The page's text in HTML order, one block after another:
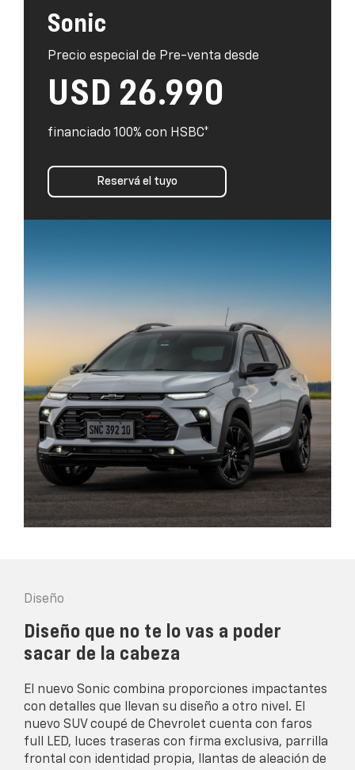
Sonic
Precio especial de Pre-venta desde
USD 26.990
financiado 100% con HSBC*
Reservá el tuyo
Diseño
Diseño que no te lo vas a poder
sacar de la cabeza
El nuevo Sonic combina proporciones impactantes
con detalles que llevan su diseño a otro nivel. El
nuevo SUV coupé de Chevrolet cuenta con faros
full LED, luces traseras con firma exclusiva, parrilla
frontal con identidad propia, llantas de aleación de